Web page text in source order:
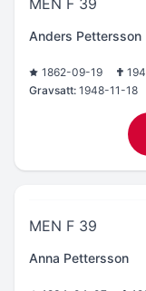
MEN F 39
Anders Pettersson
1862-09-19
Gravsatt: 1948-11-18
MEN F 39
Anna Pettersson